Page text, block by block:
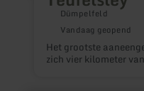
Dümpelfeld
Vandaag geopend
Het grootste
zich vier kilometer